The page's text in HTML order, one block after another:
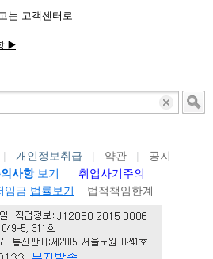
는 고객센터로
▶️
| 개인정보취급 | 약관 |
공지
사항 보기
취업사기주의
임금 법률보기 법적책임한계